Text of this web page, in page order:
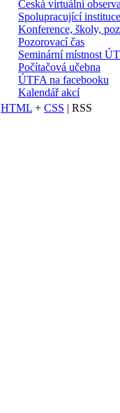
Česká virtuální
Spolupracující instituce
Konference, školy,
Pozorovací čas
Seminární místnost
Počítačová učebna
ÚTFA na facebooku
Kalendář akcí
HTML + CSS | RSS